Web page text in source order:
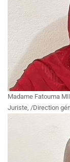
Madame Fatouma
Juriste, /Direction